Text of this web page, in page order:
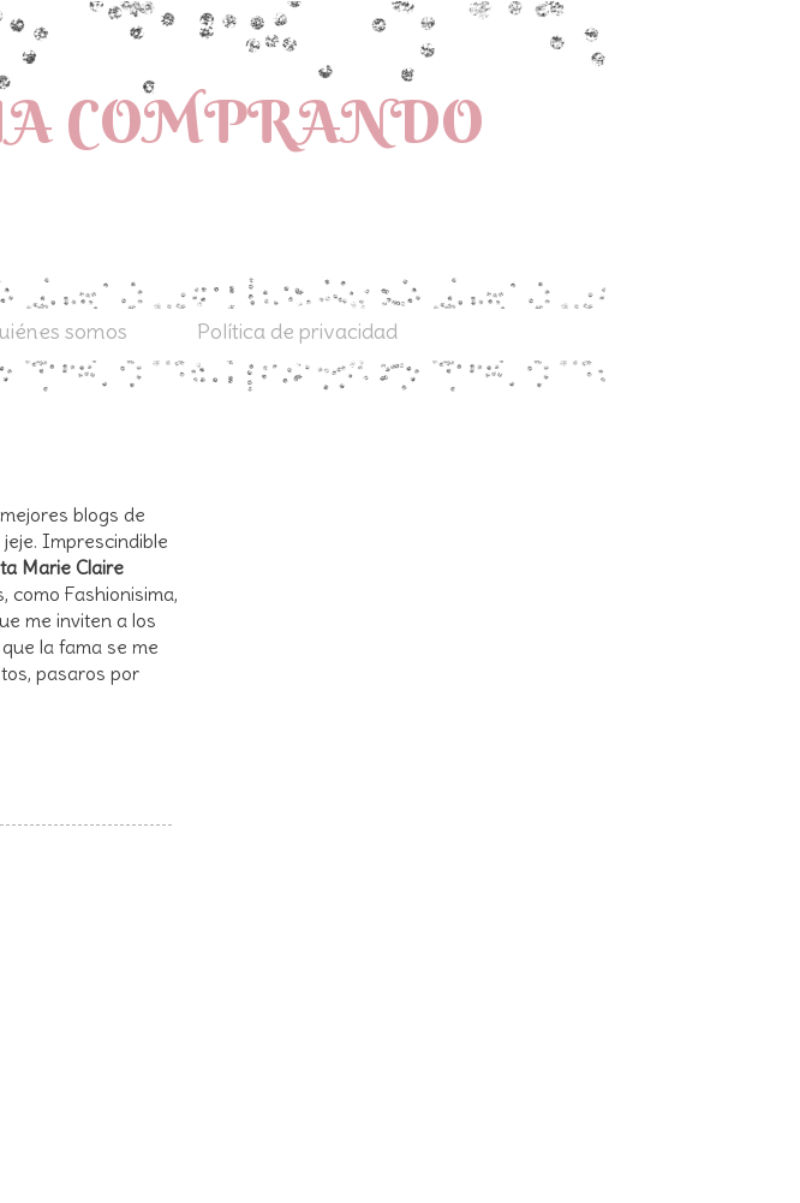
COMPRANDO
somos Política de privacidad
blogs de
Imprescindible
Marie Claire
como Fashionisima,
me inviten a los
la fama se me
pasaros por